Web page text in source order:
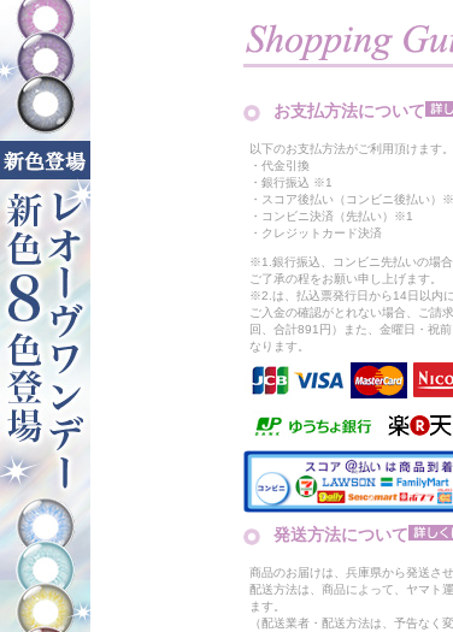
お支払方法について
以下のお支払方法がご利用頂けます。
・代金引換
・銀行振込 ※1
・スコア後払い（コンビニ後払い）
・コンビニ決済（先払い）※1
・クレジットカード決済
※1.銀行振込、コンビニ先払いの場
ご了承の程をお願い申し上げます。
※2.は、払込票発行日から14日以内
ご入金の確認がとれない場合、ご請
回、合計891円）また、金曜日・祝
なります。
発送方法について
商品のお届けは、兵庫県から発送さ
配送方法は、商品によって、ヤマト
ます。
（配送業者・配送方法は、予告なく